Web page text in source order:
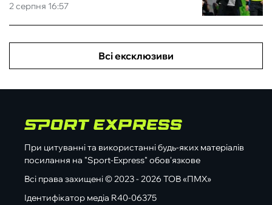
2 серпня 16:57
Всі ексклюзиви
При цитуванні та використанні будь-яких матеріалів
посилання на "Sport-Express" обов'язкове
Всі права захищені © 2023 - 2026 ТОВ «ПМХ»
Ідентифікатор медіа R40-06375